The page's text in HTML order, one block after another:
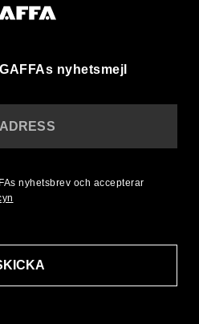
nyhetsmejl
nyhetsbrev och accepterar